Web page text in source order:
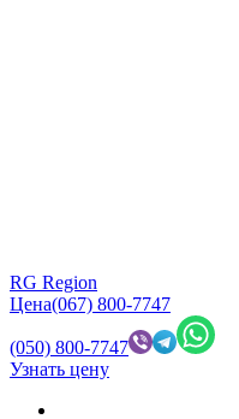
RG Region
Цена(067) 800-7747
(050) 800-7747
Узнать цену